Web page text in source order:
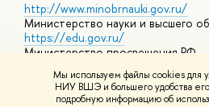
Мы используем файлы cookies для
НИУ ВШЭ и большего удобства
подробную информацию об
http://www.minobrnauki.gov.ru/
Министерство науки и высшего
https://edu.gov.ru/
Министерство просвещения РФ
https://elearning.hse.ru/mooc
Массовые открытые онлайн-курсы